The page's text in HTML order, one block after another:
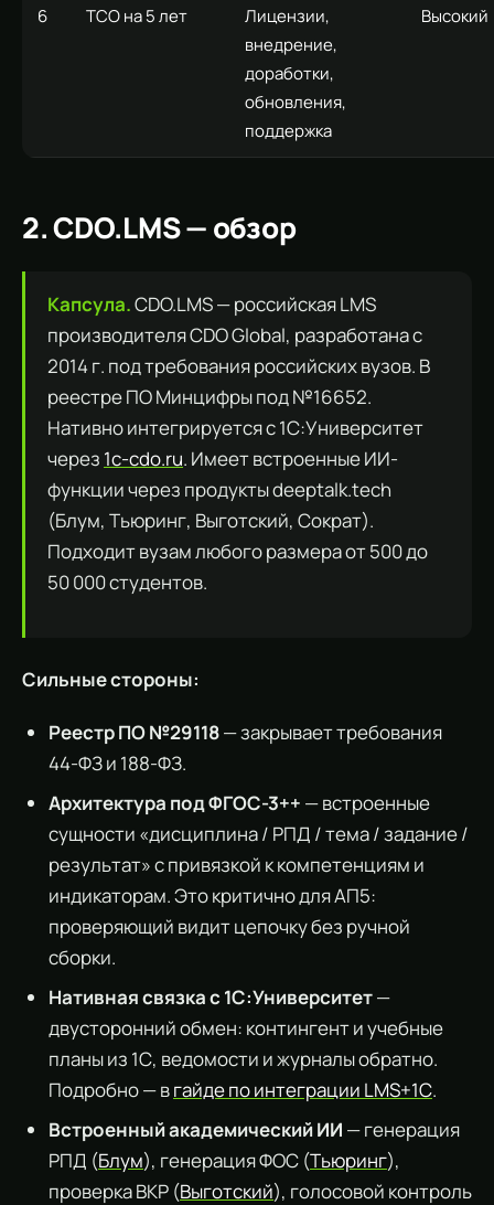
6 TCO на 5 лет
Лицензии,
внедрение,
доработки,
обновления,
поддержка
Высокий
2. CDO.LMS — обзор
Капсула.CDO.LMS — российская LMS
производителя CDO Global, разработана с
2014 г. под требования российских вузов. В
реестре ПО Минцифры под №16652.
Нативно интегрируется с 1С:Университет
через 1c-cdo.ru. Имеет встроенные ИИ-
функции через продукты deeptalk.tech
(Блум, Тьюринг, Выготский, Сократ).
Подходит вузам любого размера от 500 до
50 000 студентов.
Сильные стороны:
Реестр ПО №29118— закрывает требования
44-ФЗ и 188-ФЗ.
Архитектура под ФГОС-3++ — встроенные
сущности «дисциплина / РПД / тема / задание /
результат» с привязкой к компетенциям и
индикаторам. Это критично для АП5:
проверяющий видит цепочку без ручной
сборки.
Нативная связка с 1С:Университет—
двусторонний обмен: контингент и учебные
планы из 1С, ведомости и журналы обратно.
Подробно — вгайде по интеграции LMS+1С.
Встроенный академический ИИ — генерация
РПД (Блум), генерация ФОС (Тьюринг),
проверка ВКР (Выготский), голосовой контроль